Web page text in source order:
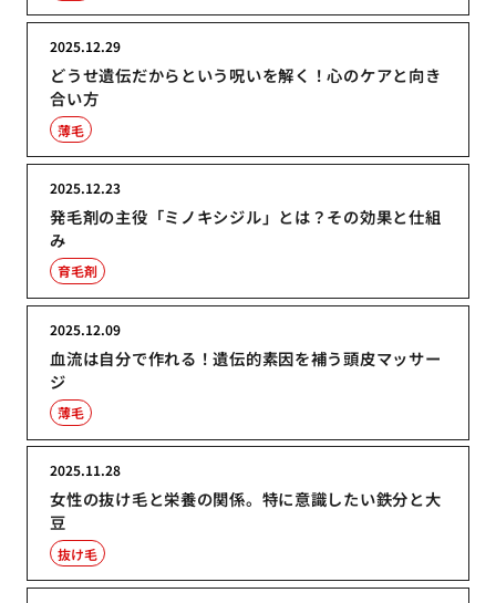
どうせ遺伝だからという呪いを解く！心のケアと向き
合い方
2025.12.29
薄毛
発毛剤の主役「ミノキシジル」とは？その効果と仕組
み
2025.12.23
育毛剤
血流は自分で作れる！遺伝的素因を補う頭皮マッサー
ジ
2025.12.09
薄毛
女性の抜け毛と栄養の関係。特に意識したい鉄分と大
豆
2025.11.28
抜け毛